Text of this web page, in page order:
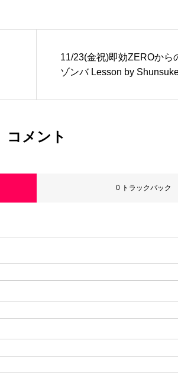
11/23(金祝)即効ZEROから
ゾンバ Lesson by
コメント
0 トラックバック